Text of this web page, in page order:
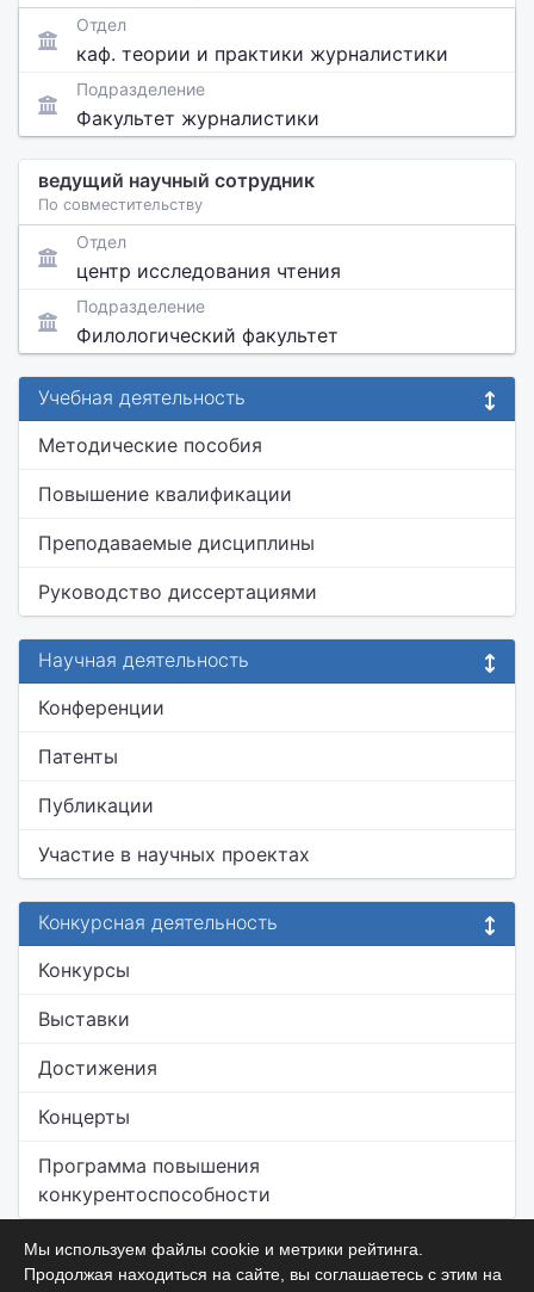
Отдел
каф. теории и практики журналистики
Подразделение
Факультет журналистики
ведущий научный сотрудник
По совместительству
Отдел
центр исследования чтения
Подразделение
Филологический факультет
Учебная деятельность
Методические пособия
Повышение квалификации
Преподаваемые дисциплины
Руководство диссертациями
Научная деятельность
Конференции
Патенты
Публикации
Участие в научных проектах
Конкурсная деятельность
Конкурсы
Выставки
Достижения
Концерты
Программа повышения
конкурентоспособности
Мы используем файлы cookie и метрики рейтинга.
Продолжая находиться на сайте, вы соглашаетесь с этим на